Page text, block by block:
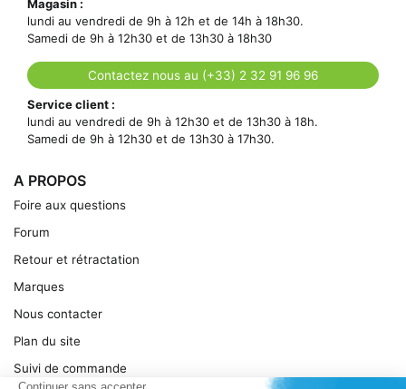
Magasin :
lundi au vendredi de 9h à 12h et de 14h à 18h30.
Samedi de 9h à 12h30 et de 13h30 à 18h30
Contactez nous au (+33) 2 32 91 96 96
Service client :
lundi au vendredi de 9h à 12h30 et de 13h30 à 18h.
Samedi de 9h à 12h30 et de 13h30 à 17h30.
A PROPOS
Foire aux questions
Forum
Retour et rétractation
Marques
Nous contacter
Plan du site
Suivi de commande